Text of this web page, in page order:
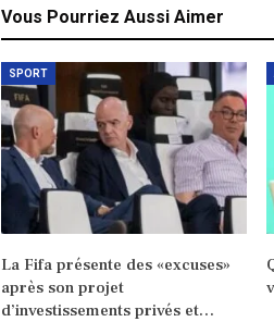
Vous Pourriez Aussi Aimer
SPORT
La Fifa présente des «excuses»
après son projet
d’investissements privés et…